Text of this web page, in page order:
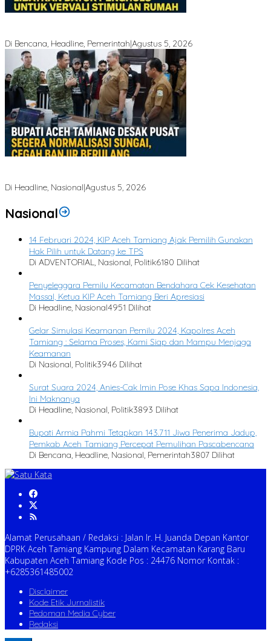
Di Bencana, Headline, Pemerintah|Agustus 5, 2026
Di Headline, Nasional|Agustus 5, 2026
Nasional
14 Februari 2024, KIP Aceh Tamiang Ajak Pemilih Gunakan
Hak Pilih untuk Datang ke TPS
Di ADVENTORIAL, Nasional, Politik6180 Dilihat
Penyeleggara Pemilu Kecamatan Bendahara Cek Kesehatan
Massal, Ketua KIP Aceh Tamiang Beri Apresiasi
Di Headline, Nasional4951 Dilihat
Gelar Simulasi Keamanan Pemilu 2024, Kapolres Aceh
Tamiang : Selama Proses, Kami Siap dan Mampu Menjaga
Keamanan
Di Nasional, Politik3946 Dilihat
Surat Suara 2024, Anies-Cak Imin Pose Khas Sapa Indonesia,
Ini Maknanya
Di Headline, Nasional, Politik3893 Dilihat
Bupati Armia Pahmi Tetapkan 143.711 Jiwa Penerima Jadup,
Pemkab Aceh Tamiang Percepat Pemulihan Pascabencana
Di Bencana, Headline, Nasional, Pemerintah3807 Dilihat
Alamat Perusahaan / Redaksi : Jalan Ir. H. Juanda Depan Kantor
DPRK Aceh Tamiang Kampung Dalam Kecamatan Karang Baru
Kabupaten Aceh Tamiang Kode Pos : 24476 Nomor Kontak :
+6285361485002
Disclaimer
Kode Etik Jurnalistik
Pedoman Media Cyber
Redaksi